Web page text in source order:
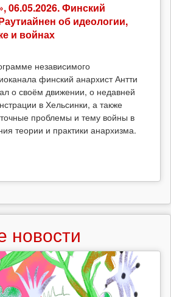
06.05.2026. Финский
об идеологии,
и войнах
независимого
финский анархист Антти
о своём движении, о недавней
в Хельсинки, а также
проблемы и тему войны в
теории и практики анархизма.
новости